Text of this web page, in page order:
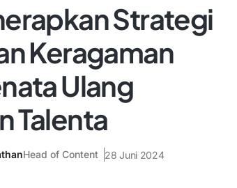
Strategi
Keragaman
Ulang
Talenta
Head of Content 28 Juni 2024